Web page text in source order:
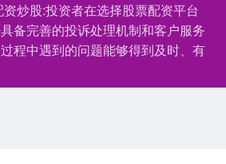
炒股:投资者在选择股票配资平台
备完善的投诉处理机制和客户服务
程中遇到的问题能够得到及时、有